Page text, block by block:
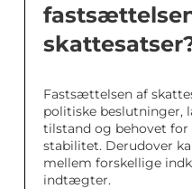
Fastsættelsen af
politiske beslutninger,
tilstand og behovet
stabilitet. Derudover
mellem forskellige
indtægter.